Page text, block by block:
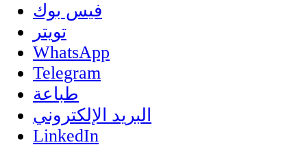
فيس بوك
تويتر
WhatsApp
Telegram
طباعة
البريد الإلكتروني
LinkedIn